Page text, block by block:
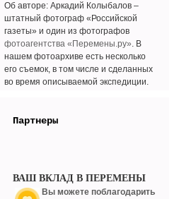
Об авторе: Аркадий Колыбалов –
штатный фотограф «Российской
газеты» и один из фотографов
фотоагентства «Перемены.ру». В
нашем фотоархиве есть несколько
его съемок, в том числе и сделанных
во время описываемой экспедиции.
Партнеры
ВАШ ВКЛАД В ПЕРЕМЕНЫ
Вы можете поблагодарить